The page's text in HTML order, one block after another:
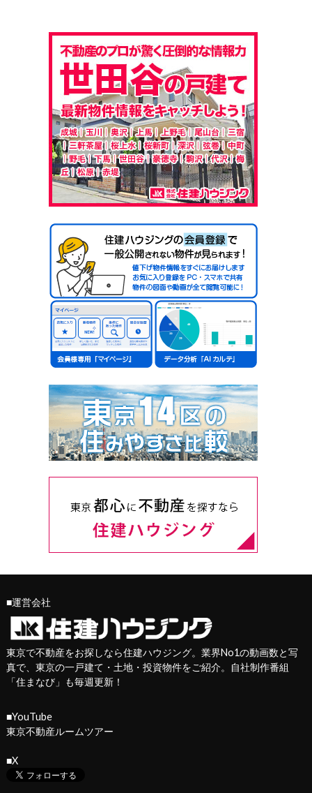
■運営会社
東京で不動産をお探しなら住建ハウジング。業界No1の動画数と写
真で、東京の一戸建て・土地・投資物件をご紹介。自社制作番組
「住まなび」も毎週更新！
■YouTube
東京不動産ルームツアー
■X